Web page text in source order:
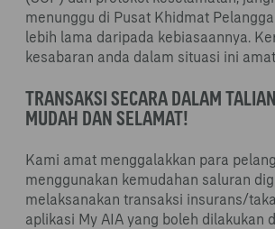
menunggu di Pusat Khidmat
lebih lama daripada kebiasaannya.
kesabaran anda dalam situasi ini
TRANSAKSI SECARA DALAM
MUDAH DAN SELAMAT!
Kami amat menggalakkan para
menggunakan kemudahan saluran
melaksanakan transaksi insurans/
aplikasi My AIA yang boleh dilakukan